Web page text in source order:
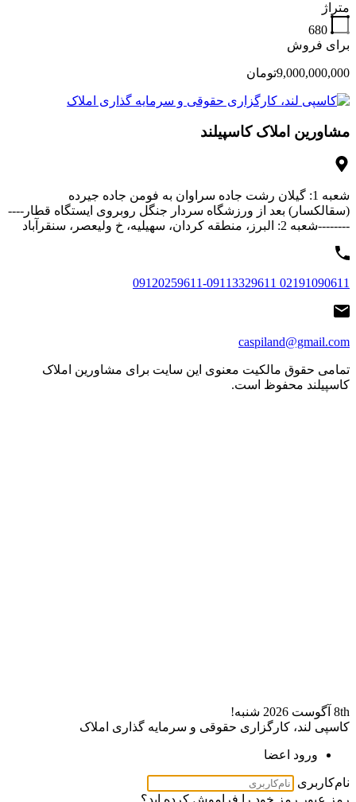
متراژ
680
برای فروش
9,000,000,000تومان
مشاورین املاک کاسپیلند
شعبه 1: گیلان رشت جاده سراوان به فومن جاده جیرده
(سقالکسار) بعد از ورزشگاه سردار جنگل روبروی ایستگاه قطار----
--------شعبه 2: البرز، منطقه کردان، سهیلیه، خ ولیعصر، سنقرآباد
02191090611 09120259611-09113329611
caspiland@gmail.com
تمامی حقوق مالکیت معنوی این ‌سایت برای مشاورین املاک
کاسپیلند محفوظ است.
8th آگوست 2026
شنبه!
کاسپی لند، کارگزاری حقوقی و سرمایه گذاری املاک
ورود اعضا
نام‌کاربری